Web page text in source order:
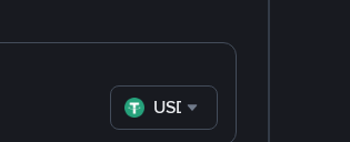
USDT